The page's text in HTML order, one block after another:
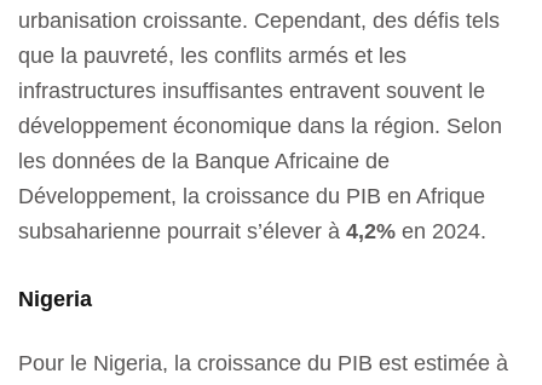
urbanisation croissante. Cependant, des défis tels
que la pauvreté, les conflits armés et les
infrastructures insuffisantes entravent souvent le
développement économique dans la région. Selon
les données de la Banque Africaine de
Développement, la croissance du PIB en Afrique
subsaharienne pourrait s’élever à 4,2% en 2024.
Nigeria
Pour le Nigeria, la croissance du PIB est estimée à